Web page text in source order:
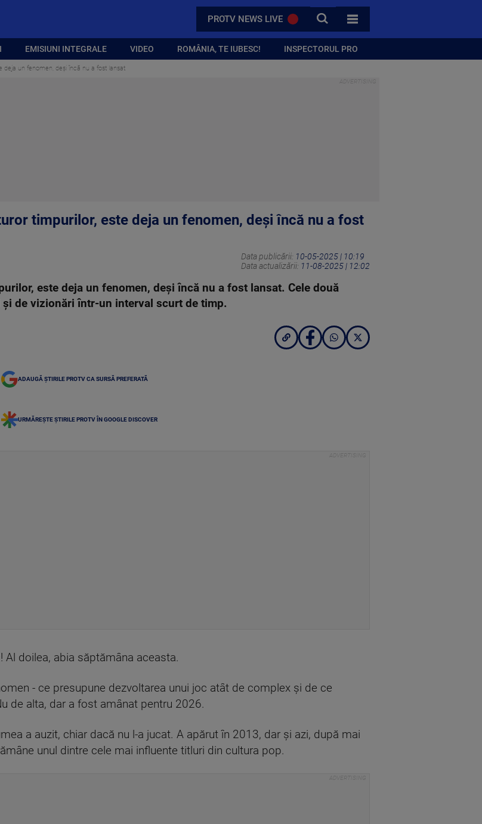
PROTV NEWS LIVE CAUTA
TOATE CATEGORIILE
EMISIUNI INTEGRALE VIDEO ROMÂNIA, TE IUBESC! INSPECTORUL PRO
deja un fenomen, deși încă nu a fost lansat
timpurilor, este deja un fenomen, deși încă nu a fost
Data publicării: 10-05-2025 | 10:19
Data actualizării: 11-08-2025 | 12:02
este deja un fenomen, deși încă nu a fost lansat. Cele două
de vizionări într-un interval scurt de timp.
ADAUGĂ ȘTIRILE PROTV CA SURSĂ PREFERATĂ
URMĂREȘTE ȘTIRILE PROTV ÎN GOOGLE DISCOVER
doilea, abia săptămâna aceasta.
- ce presupune dezvoltarea unui joc atât de complex și de ce
de alta, dar a fost amânat pentru 2026.
a auzit, chiar dacă nu l-a jucat. A apărut în 2013, dar și azi, după mai
unul dintre cele mai influente titluri din cultura pop.